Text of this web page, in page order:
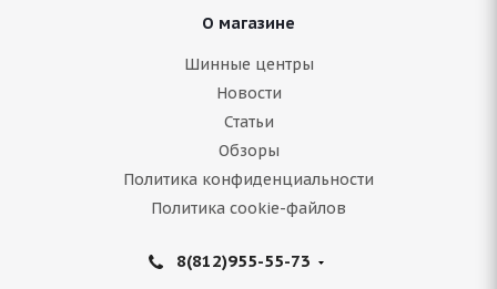
О магазине
Шинные центры
Новости
Статьи
Обзоры
Политика конфиденциальности
Политика cookie-файлов
8(812)955-55-73